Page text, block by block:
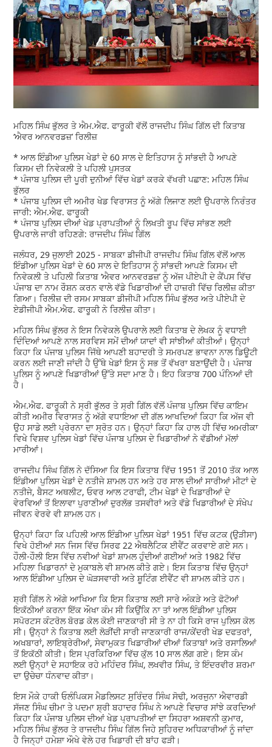
ਮਹਿਲ ਸਿੰਘ ਭੁੱਲਰ ਤੇ ਐਮ.ਐਫ. ਫਾਰੂਕੀ ਵੱਲੋਂ ਰਾਜਦੀਪ ਸਿੰਘ ਗਿੱਲ ਦੀ ਕਿਤਾਬ
‘ਐਵਰ ਆਨਵਰਡਜ਼’ ਰਿਲੀਜ਼
* ਆਲ ਇੰਡੀਆ ਪੁਲਿਸ ਖੇਡਾਂ ਦੇ 60 ਸਾਲ ਦੇ ਇਤਿਹਾਸ ਨੂੰ ਸਾਂਭਦੀ ਹੈ ਆਪਣੇ
ਕਿਸਮ ਦੀ ਨਿਵੇਕਲੀ ਤੇ ਪਹਿਲੀ ਪੁਸਤਕ
* ਪੰਜਾਬ ਪੁਲਿਸ ਦੀ ਪੂਰੀ ਦੁਨੀਆਂ ਵਿੱਚ ਖੇਡਾਂ ਕਰਕੇ ਵੱਖਰੀ ਪਛਾਣ: ਮਹਿਲ ਸਿੰਘ
ਭੁੱਲਰ
* ਪੰਜਾਬ ਪੁਲਿਸ ਦੀ ਅਮੀਰ ਖੇਡ ਵਿਰਾਸਤ ਨੂੰ ਅੱਗੇ ਲਿਜਾਣ ਲਈ ਉਪਰਾਲੇ ਨਿਰੰਤਰ
ਜਾਰੀ: ਐਮ.ਐਫ. ਫਾਰੂਕੀ
* ਪੰਜਾਬ ਪੁਲਿਸ ਦੀਆਂ ਖੇਡ ਪ੍ਰਾਪਤੀਆਂ ਨੂੰ ਲਿਖਤੀ ਰੂਪ ਵਿੱਚ ਸਾਂਭਣ ਲਈ
ਉਪਰਾਲੇ ਜਾਰੀ ਰਹਿਣਗੇ: ਰਾਜਦੀਪ ਸਿੰਘ ਗਿੱਲ
ਜਲੰਧਰ, 29 ਜੁਲਾਈ 2025 - ਸਾਬਕਾ ਡੀਜੀਪੀ ਰਾਜਦੀਪ ਸਿੰਘ ਗਿੱਲ ਵੱਲੋਂ ਆਲ
ਇੰਡੀਆ ਪੁਲਿਸ ਖੇਡਾਂ ਦੇ 60 ਸਾਲ ਦੇ ਇਤਿਹਾਸ ਨੂੰ ਸਾਂਭਦੀ ਆਪਣੇ ਕਿਸਮ ਦੀ
ਨਿਵੇਕਲੀ ਤੇ ਪਹਿਲੀ ਕਿਤਾਬ ‘ਐਵਰ ਆਨਵਰਡਜ਼’ ਨੂੰ ਅੱਜ ਪੀਏਪੀ ਦੇ ਕੈਂਪਸ ਵਿੱਚ
ਪੰਜਾਬ ਦਾ ਨਾਮ ਰੌਸ਼ਨ ਕਰਨ ਵਾਲੇ ਵੱਡੇ ਖਿਡਾਰੀਆਂ ਦੀ ਹਾਜ਼ਰੀ ਵਿੱਚ ਰਿਲੀਜ਼ ਕੀਤਾ
ਗਿਆ। ਰਿਲੀਜ਼ ਦੀ ਰਸਮ ਸਾਬਕਾ ਡੀਜੀਪੀ ਮਹਿਲ ਸਿੰਘ ਭੁੱਲਰ ਅਤੇ ਪੀਏਪੀ ਦੇ
ਏਡੀਜੀਪੀ ਐਮ.ਐਫ. ਫਾਰੂਕੀ ਨੇ ਰਿਲੀਜ਼ ਕੀਤਾ।
ਮਹਿਲ ਸਿੰਘ ਭੁੱਲਰ ਨੇ ਇਸ ਨਿਵੇਕਲੇ ਉਪਰਾਲੇ ਲਈ ਕਿਤਾਬ ਦੇ ਲੇਖਕ ਨੂੰ ਵਧਾਈ
ਦਿੰਦਿਆਂ ਆਪਣੇ ਨਾਲ ਸਰਵਿਸ ਸਮੇਂ ਦੀਆਂ ਯਾਦਾਂ ਵੀ ਸਾਂਝੀਆਂ ਕੀਤੀਆਂ। ਉਨ੍ਹਾਂ
ਕਿਹਾ ਕਿ ਪੰਜਾਬ ਪੁਲਿਸ ਜਿੱਥੇ ਆਪਣੀ ਬਹਾਦਰੀ ਤੇ ਸਮਰਪਣ ਭਾਵਨਾ ਨਾਲ ਡਿਊਟੀ
ਕਰਨ ਲਈ ਜਾਣੀ ਜਾਂਦੀ ਹੈ ਉੱਥੇ ਖੇਡਾਂ ਇਸ ਨੂੰ ਸਭ ਤੋਂ ਵੱਖਰਾ ਬਣਾਉਂਦੀ ਹੈ। ਪੰਜਾਬ
ਪੁਲਿਸ ਨੂੰ ਆਪਣੇ ਖਿਡਾਰੀਆਂ ਉੱਤੇ ਸਦਾ ਮਾਣ ਹੈ। ਇਹ ਕਿਤਾਬ 700 ਪੰਨਿਆਂ ਦੀ
ਹੈ।
ਐਮ.ਐਫ. ਫਾਰੂਕੀ ਨੇ ਸ੍ਰੀ ਭੁੱਲਰ ਤੇ ਸ੍ਰੀ ਗਿੱਲ ਵੱਲੋਂ ਪੰਜਾਬ ਪੁਲਿਸ ਵਿੱਚ ਕਾਇਮ
ਕੀਤੀ ਅਮੀਰ ਵਿਰਾਸਤ ਨੂੰ ਅੱਗੇ ਵਧਾਇਆ ਦੀ ਗੱਲ ਆਖਦਿਆਂ ਕਿਹਾ ਕਿ ਅੱਜ ਵੀ
ਉਹ ਸਾਡੇ ਲਈ ਪ੍ਰੇਰਨਾ ਦਾ ਸ੍ਰੋਤ ਹਨ। ਉਨ੍ਹਾਂ ਕਿਹਾ ਕਿ ਹਾਲ ਹੀ ਵਿੱਚ ਅਮਰੀਕਾ
ਵਿਖੇ ਵਿਸ਼ਵ ਪੁਲਿਸ ਖੇਡਾਂ ਵਿੱਚ ਪੰਜਾਬ ਪੁਲਿਸ ਦੇ ਖਿਡਾਰੀਆਂ ਨੇ ਵੱਡੀਆਂ ਮੱਲਾਂ
ਮਾਰੀਆਂ।
ਰਾਜਦੀਪ ਸਿੰਘ ਗਿੱਲ ਨੇ ਦੱਸਿਆ ਕਿ ਇਸ ਕਿਤਾਬ ਵਿੱਚ 1951 ਤੋਂ 2010 ਤੱਕ ਆਲ
ਇੰਡੀਆ ਪੁਲਿਸ ਖੇਡਾਂ ਦੇ ਨਤੀਜੇ ਸ਼ਾਮਲ ਹਨ ਅਤੇ ਹਰ ਸਾਲ ਦੀਆਂ ਸਾਰੀਆਂ ਮੀਟਾਂ ਦੇ
ਨਤੀਜੇ, ਬੈਸਟ ਅਥਲੀਟ, ਓਵਰ ਆਲ ਟਰਾਫੀ, ਟੀਮ ਖੇਡਾਂ ਦੇ ਖਿਡਾਰੀਆਂ ਦੇ
ਵੇਰਵਿਆਂ ਤੋਂ ਇਲਾਵਾ ਪੁਰਾਣੀਆਂ ਦੁਰਲੱਭ ਤਸਵੀਰਾਂ ਅਤੇ ਵੱਡੇ ਖਿਡਾਰੀਆਂ ਦੇ ਸੰਖੇਪ
ਜੀਵਨ ਵੇਰਵੇ ਵੀ ਸ਼ਾਮਲ ਹਨ।
ਉਨ੍ਹਾਂ ਕਿਹਾ ਕਿ ਪਹਿਲੀ ਆਲ ਇੰਡੀਆ ਪੁਲਿਸ ਖੇਡਾਂ 1951 ਵਿੱਚ ਕਟਕ (ਉੜੀਸਾ)
ਵਿਖੇ ਹੋਈਆਂ ਸਨ ਜਿਸ ਵਿੱਚ ਸਿਰਫ 22 ਐਥਲੈਟਿਕ ਈਵੈਂਟ ਕਰਵਾਏ ਗਏ ਸਨ।
ਹੌਲੀ-ਹੌਲੀ ਇਸ ਵਿੱਚ ਨਵੀਆਂ ਖੇਡਾਂ ਸ਼ਾਮਲ ਹੁੰਦੀਆਂ ਗਈਆਂ ਅਤੇ 1982 ਵਿੱਚ
ਮਹਿਲਾ ਖਿਡਾਰਨਾਂ ਦੇ ਮੁਕਾਬਲੇ ਵੀ ਸ਼ਾਮਲ ਕੀਤੇ ਗਏ। ਇਸ ਕਿਤਾਬ ਵਿੱਚ ਉਨ੍ਹਾਂ
ਆਲ ਇੰਡੀਆ ਪੁਲਿਸ ਦੇ ਘੋੜਸਵਾਰੀ ਅਤੇ ਸ਼ੂਟਿੰਗ ਈਵੈਂਟ ਵੀ ਸ਼ਾਮਲ ਕੀਤੇ ਹਨ।
ਸ਼੍ਰੀ ਗਿੱਲ ਨੇ ਅੱਗੇ ਆਖਿਆ ਕਿ ਇਸ ਕਿਤਾਬ ਲਈ ਸਾਰੇ ਅੰਕੜੇ ਅਤੇ ਫੋਟੋਆਂ
ਇਕੱਠੀਆਂ ਕਰਨਾ ਇੱਕ ਔਖਾ ਕੰਮ ਸੀ ਕਿਉਂਕਿ ਨਾ ਤਾਂ ਆਲ ਇੰਡੀਆ ਪੁਲਿਸ
ਸਪੋਰਟਸ ਕੰਟਰੋਲ ਬੋਰਡ ਕੋਲ ਕੋਈ ਜਾਣਕਾਰੀ ਸੀ ਤੇ ਨਾ ਹੀ ਕਿਸੇ ਰਾਜ ਪੁਲਿਸ ਕੋਲ
ਸੀ। ਉਨ੍ਹਾਂ ਨੇ ਕਿਤਾਬ ਲਈ ਲੋੜੀਂਦੀ ਸਾਰੀ ਜਾਣਕਾਰੀ ਰਾਜ/ਕੇਂਦਰੀ ਖੇਡ ਦਫਤਰਾਂ,
ਅਖਬਾਰਾਂ, ਲਾਇਬ੍ਰੇਰੀਆਂ, ਸੇਵਾਮੁਕਤ ਖਿਡਾਰੀਆਂ ਦੀਆਂ ਕਿਤਾਬਾਂ ਅਤੇ ਰਸਾਲਿਆਂ
ਤੋਂ ਇਕੱਠੀ ਕੀਤੀ। ਇਸ ਪ੍ਰਕਿਰਿਆ ਵਿੱਚ ਕੁੱਲ 10 ਸਾਲ ਲੱਗ ਗਏ। ਇਸ ਕੰਮ
ਲਈ ਉਨ੍ਹਾਂ ਦੇ ਸਹਾਇਕ ਰਹੇ ਮਹਿੰਦਰ ਸਿੰਘ, ਲਖਵੀਰ ਸਿੰਘ, ਤੇ ਇੰਦਰਵੀਰ ਸ਼ਰਮਾ
ਦਾ ਉਚੇਚਾ ਧੰਨਵਾਦ ਕੀਤਾ।
ਇਸ ਮੌਕੇ ਹਾਕੀ ਓਲੰਪਿਕਸ ਮੈਡਲਿਸਟ ਸੁਰਿੰਦਰ ਸਿੰਘ ਸੋਢੀ, ਅਰਜੁਨਾ ਐਵਾਰਡੀ
ਸੱਜਣ ਸਿੰਘ ਚੀਮਾ ਤੇ ਪਦਮਾ ਸ਼੍ਰੀ ਬਹਾਦਰ ਸਿੰਘ ਨੇ ਆਪਣੇ ਵਿਚਾਰ ਸਾਂਝੇ ਕਰਦਿਆਂ
ਕਿਹਾ ਕਿ ਪੰਜਾਬ ਪੁਲਿਸ ਦੀਆਂ ਖੇਡ ਪ੍ਰਾਪਤੀਆਂ ਦਾ ਸਿਹਰਾ ਅਸ਼ਵਨੀ ਕੁਮਾਰ,
ਮਹਿਲ ਸਿੰਘ ਭੁੱਲਰ ਤੇ ਰਾਜਦੀਪ ਸਿੰਘ ਗਿੱਲ ਜਿਹੇ ਸੁਹਿਰਦ ਅਧਿਕਾਰੀਆਂ ਨੂੰ ਜਾਂਦਾ
ਹੈ ਜਿਨ੍ਹਾਂ ਹਮੇਸ਼ਾ ਔਖੇ ਵੇਲੇ ਹਰ ਖਿਡਾਰੀ ਦੀ ਬਾਂਹ ਫੜੀ।